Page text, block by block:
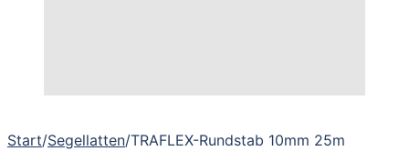
Start/Segellatten/TRAFLEX-Rundstab 10mm 25m